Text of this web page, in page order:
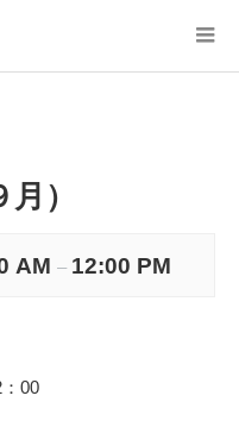
月）
AM – 12:00 PM
00